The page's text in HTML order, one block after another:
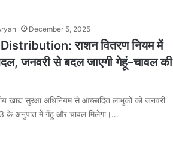
December 5, 2025
राशन वितरण नियम में
जनवरी से बदल जाएगी गेहूं–चावल की
खाद्य सुरक्षा अधिनियम से आच्छादित लाभुकों को जनवरी
के अनुपात में गेंहू और चावल मिलेगा।…